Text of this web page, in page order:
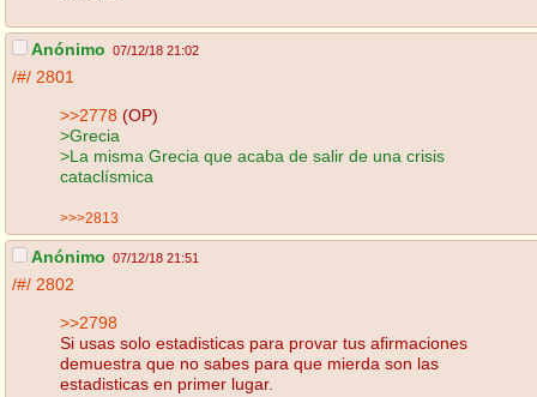
Anónimo 07/12/18 21:02
/#/ 2801
>>2778 (OP)
>Grecia
>La misma Grecia que acaba de salir de una crisis
cataclísmica
>>>2813
Anónimo 07/12/18 21:51
/#/ 2802
>>2798
Si usas solo estadisticas para provar tus afirmaciones
demuestra que no sabes para que mierda son las
estadisticas en primer lugar.